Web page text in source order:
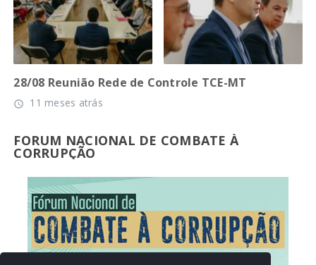
28/08 Reunião Rede de Controle TCE-MT
access_time 11 meses atrás
FORUM NACIONAL DE COMBATE À
CORRUPÇÃO